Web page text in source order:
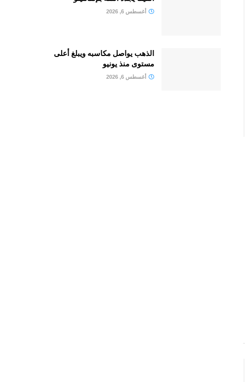
أغسطس 6, 2026
الذهب يواصل مكاسبه ويبلغ أعلى
مستوى منذ يونيو
أغسطس 6, 2026